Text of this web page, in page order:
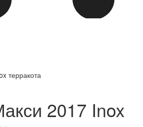
терракота
2017 Inox